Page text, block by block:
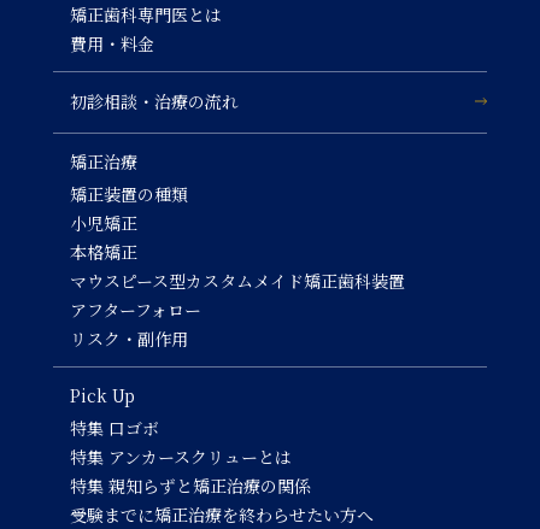
矯正歯科専門医とは
費用・料金
初診相談・治療の流れ
矯正治療
矯正装置の種類
小児矯正
本格矯正
マウスピース型カスタムメイド矯正歯科装置
アフターフォロー
リスク・副作用
Pick Up
特集 口ゴボ
特集 アンカースクリューとは
特集 親知らずと矯正治療の関係
受験までに矯正治療を終わらせたい方へ